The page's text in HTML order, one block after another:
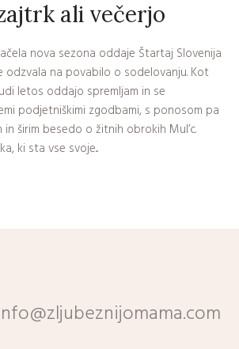
ali večerjo
nova sezona oddaje Štartaj Slovenija
odzvala na povabilo o sodelovanju. Kot
letos oddajo spremljam in se
podjetniškimi zgodbami, s ponosom pa
širim besedo o žitnih obrokih Mul’c.
ki sta vse svoje...